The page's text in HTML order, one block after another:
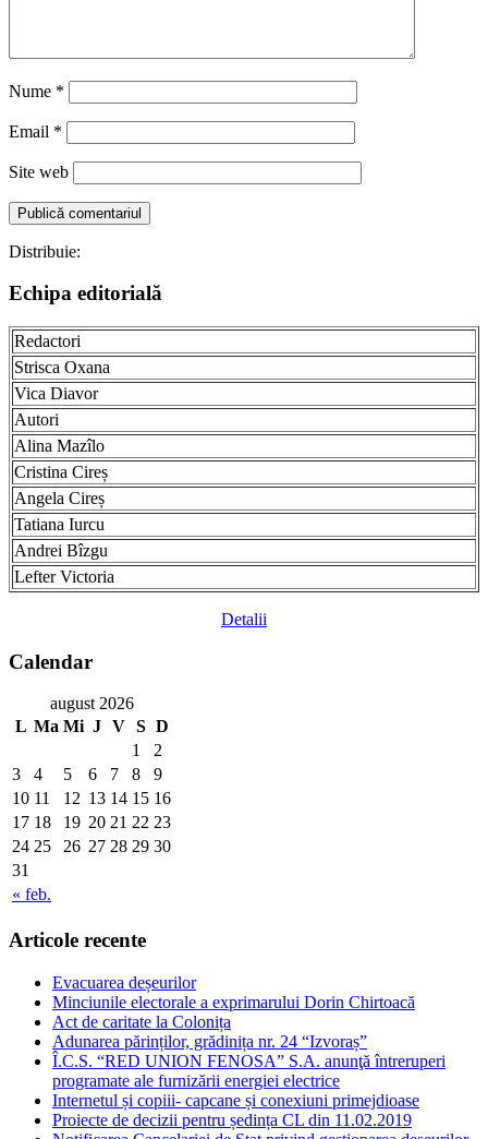
Nume *
Email *
Site web
Distribuie:
Echipa editorială
Redactori
Strisca Oxana
Vica Diavor
Autori
Alina Mazîlo
Cristina Cireș
Angela Cireș
Tatiana Iurcu
Andrei Bîzgu
Lefter Victoria
Detalii
Calendar
august 2026
L Ma Mi J V S D
« feb.
1
2
3
4 5 6 7 8
9
10 11 12 13 14 15 16
17 18 19 20 21 22 23
24 25 26 27 28 29 30
31
Articole recente
Evacuarea deșeurilor
Minciunile electorale a exprimarului Dorin Chirtoacă
Act de caritate la Colonița
Adunarea părinților, grădinița nr. 24 “Izvoraș”
Î.C.S. “RED UNION FENOSA” S.A. anunţă întreruperi
programate ale furnizării energiei electrice
Internetul și copiii- capcane și conexiuni primejdioase
Proiecte de decizii pentru ședința CL din 11.02.2019